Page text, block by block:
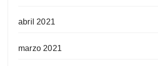
abril 2021
marzo 2021